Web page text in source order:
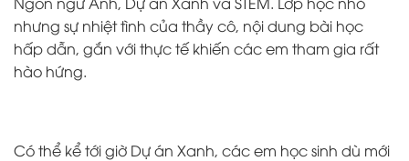
nhưng sự nhiệt tình của thầy cô, nội dung bài học
hấp dẫn, gắn với thực tế khiến các em tham gia rất
hào hứng.
Có thể kể tới giờ Dự án Xanh, các em học sinh dù mới